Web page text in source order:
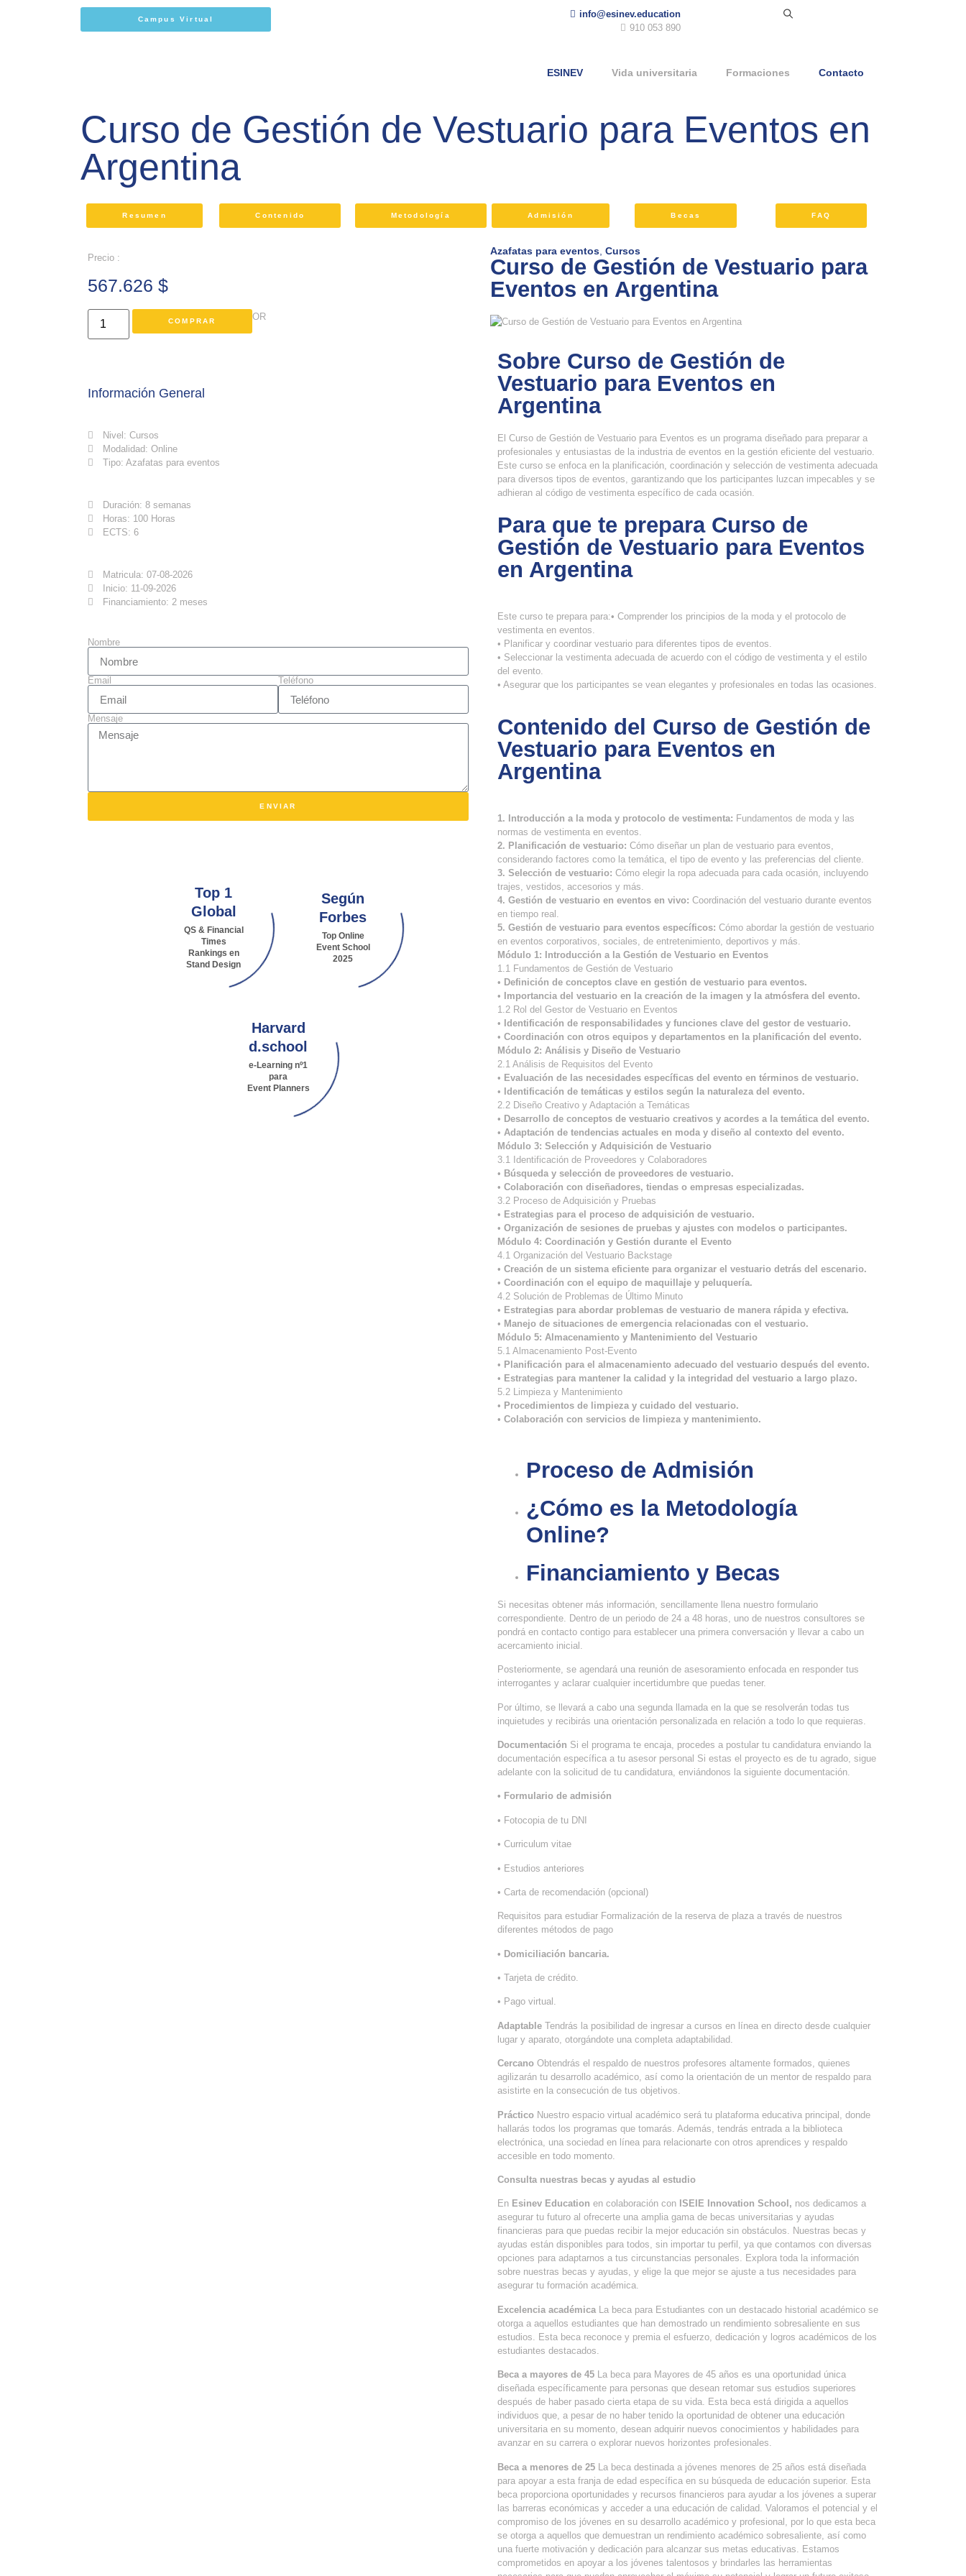
Campus Virtual
info@esinev.education
910 053 890
ESINEV Vida universitaria Formaciones Contacto
Curso de Gestión de Vestuario para Eventos en
Argentina
Resumen Contenido Metodología Admisión Becas FAQ
Precio :
567.626 $
COMPRAR OR
Información General
Nivel: Cursos
Modalidad: Online
Tipo: Azafatas para eventos
Duración: 8 semanas
Horas: 100 Horas
ECTS: 6
Matricula: 07-08-2026
Inicio: 11-09-2026
Financiamiento: 2 meses
Nombre
Email Teléfono
Mensaje
ENVIAR
Top 1
Global
QS & Financial
Times
Rankings en
Stand Design
Según
Forbes
Top Online
Event School
2025
Harvard
d.school
e-Learning nº1
para
Event Planners
Azafatas para eventos Cursos
Curso de Gestión de Vestuario para
Eventos en Argentina
Sobre Curso de Gestión de
Vestuario para Eventos en
Argentina
El Curso de Gestión de Vestuario para Eventos es un programa diseñado para preparar a
profesionales y entusiastas de la industria de eventos en la gestión eficiente del vestuario.
Este curso se enfoca en la planificación, coordinación y selección de vestimenta adecuada
para diversos tipos de eventos, garantizando que los participantes luzcan impecables y se
adhieran al código de vestimenta específico de cada ocasión.
Para que te prepara Curso de
Gestión de Vestuario para Eventos
en Argentina
Este curso te prepara para:• Comprender los principios de la moda y el protocolo de
vestimenta en eventos.
• Planificar y coordinar vestuario para diferentes tipos de eventos.
• Seleccionar la vestimenta adecuada de acuerdo con el código de vestimenta y el estilo
del evento.
• Asegurar que los participantes se vean elegantes y profesionales en todas las ocasiones.
Contenido del Curso de Gestión de
Vestuario para Eventos en
Argentina
1. Introducción a la moda y protocolo de vestimenta: Fundamentos de moda y las
normas de vestimenta en eventos.
2. Planificación de vestuario: Cómo diseñar un plan de vestuario para eventos,
considerando factores como la temática, el tipo de evento y las preferencias del cliente.
3. Selección de vestuario: Cómo elegir la ropa adecuada para cada ocasión, incluyendo
trajes, vestidos, accesorios y más.
4. Gestión de vestuario en eventos en vivo: Coordinación del vestuario durante eventos
en tiempo real.
5. Gestión de vestuario para eventos específicos: Cómo abordar la gestión de vestuario
en eventos corporativos, sociales, de entretenimiento, deportivos y más.
Módulo 1: Introducción a la Gestión de Vestuario en Eventos
1.1 Fundamentos de Gestión de Vestuario
• Definición de conceptos clave en gestión de vestuario para eventos.
•
Importancia del vestuario en la creación de la imagen y la atmósfera del evento.
1.2 Rol del Gestor de Vestuario en Eventos
• Identificación de responsabilidades y funciones clave del gestor de vestuario.
• Coordinación con otros equipos y departamentos en la planificación del evento.
Módulo 2: Análisis y Diseño de Vestuario
2.1 Análisis de Requisitos del Evento
• Evaluación de las necesidades específicas del evento en términos de vestuario.
• Identificación de temáticas y estilos según la naturaleza del evento.
2.2 Diseño Creativo y Adaptación a Temáticas
• Desarrollo de conceptos de vestuario creativos y acordes a la temática del evento.
• Adaptación de tendencias actuales en moda y diseño al contexto del evento.
Módulo 3: Selección y Adquisición de Vestuario
3.1 Identificación de Proveedores y Colaboradores
• Búsqueda y selección de proveedores de vestuario.
• Colaboración con diseñadores, tiendas o empresas especializadas.
3.2 Proceso de Adquisición y Pruebas
• Estrategias para el proceso de adquisición de vestuario.
• Organización de sesiones de pruebas y ajustes con modelos o participantes.
Módulo 4: Coordinación y Gestión durante el Evento
4.1 Organización del Vestuario Backstage
• Creación de un sistema eficiente para organizar el vestuario detrás del escenario.
• Coordinación con el equipo de maquillaje y peluquería.
4.2 Solución de Problemas de Último Minuto
• Estrategias para abordar problemas de vestuario de manera rápida y efectiva.
• Manejo de situaciones de emergencia relacionadas con el vestuario.
Módulo 5: Almacenamiento y Mantenimiento del Vestuario
5.1 Almacenamiento Post-Evento
• Planificación para el almacenamiento adecuado del vestuario después del evento.
• Estrategias para mantener la calidad y la integridad del vestuario a largo plazo.
5.2 Limpieza y Mantenimiento
• Procedimientos de limpieza y cuidado del vestuario.
• Colaboración con servicios de limpieza y mantenimiento.
Proceso de Admisión​
¿Cómo es la Metodología
Online?​
Financiamiento y Becas​
Si necesitas obtener más información, sencillamente llena nuestro formulario
correspondiente. Dentro de un periodo de 24 a 48 horas, uno de nuestros consultores se
pondrá en contacto contigo para establecer una primera conversación y llevar a cabo un
acercamiento inicial.
Posteriormente, se agendará una reunión de asesoramiento enfocada en responder tus
interrogantes y aclarar cualquier incertidumbre que puedas tener.
Por último, se llevará a cabo una segunda llamada en la que se resolverán todas tus
inquietudes y recibirás una orientación personalizada en relación a todo lo que requieras.
Documentación Si el programa te encaja, procedes a postular tu candidatura enviando la
documentación específica a tu asesor personal Si estas el proyecto es de tu agrado, sigue
adelante con la solicitud de tu candidatura, enviándonos la siguiente documentación.
• Formulario de admisión
• Fotocopia de tu DNI
• Curriculum vitae
• Estudios anteriores
• Carta de recomendación (opcional)
Requisitos para estudiar Formalización de la reserva de plaza a través de nuestros
diferentes métodos de pago
• Domiciliación bancaria.
• Tarjeta de crédito.
• Pago virtual.
Adaptable Tendrás la posibilidad de ingresar a cursos en línea en directo desde cualquier
lugar y aparato, otorgándote una completa adaptabilidad.
Cercano Obtendrás el respaldo de nuestros profesores altamente formados, quienes
agilizarán tu desarrollo académico, así como la orientación de un mentor de respaldo para
asistirte en la consecución de tus objetivos.
Práctico Nuestro espacio virtual académico será tu plataforma educativa principal, donde
hallarás todos los programas que tomarás. Además, tendrás entrada a la biblioteca
electrónica, una sociedad en línea para relacionarte con otros aprendices y respaldo
accesible en todo momento.
Consulta nuestras becas y ayudas al estudio
En Esinev Education en colaboración con ISEIE Innovation School, nos dedicamos a
asegurar tu futuro al ofrecerte una amplia gama de becas universitarias y ayudas
financieras para que puedas recibir la mejor educación sin obstáculos. Nuestras becas y
ayudas están disponibles para todos, sin importar tu perfil, ya que contamos con diversas
opciones para adaptarnos a tus circunstancias personales. Explora toda la información
sobre nuestras becas y ayudas, y elige la que mejor se ajuste a tus necesidades para
asegurar tu formación académica.
Excelencia académica La beca para Estudiantes con un destacado historial académico se
otorga a aquellos estudiantes que han demostrado un rendimiento sobresaliente en sus
estudios. Esta beca reconoce y premia el esfuerzo, dedicación y logros académicos de los
estudiantes destacados.
Beca a mayores de 45 La beca para Mayores de 45 años es una oportunidad única
diseñada específicamente para personas que desean retomar sus estudios superiores
después de haber pasado cierta etapa de su vida. Esta beca está dirigida a aquellos
individuos que, a pesar de no haber tenido la oportunidad de obtener una educación
universitaria en su momento, desean adquirir nuevos conocimientos y habilidades para
avanzar en su carrera o explorar nuevos horizontes profesionales.
Beca a menores de 25 La beca destinada a jóvenes menores de 25 años está diseñada
para apoyar a esta franja de edad específica en su búsqueda de educación superior. Esta
beca proporciona oportunidades y recursos financieros para ayudar a los jóvenes a superar
las barreras económicas y acceder a una educación de calidad. Valoramos el potencial y el
compromiso de los jóvenes en su desarrollo académico y profesional, por lo que esta beca
se otorga a aquellos que demuestran un rendimiento académico sobresaliente, así como
una fuerte motivación y dedicación para alcanzar sus metas educativas. Estamos
comprometidos en apoyar a los jóvenes talentosos y brindarles las herramientas